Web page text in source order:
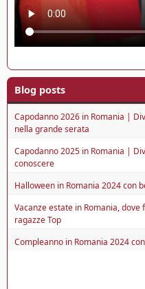
Blog posts
Capodanno 2026 in Romania |
nella grande serata
Capodanno 2025 in Romania |
conoscere
Halloween in Romania 2024 con
Vacanze estate in Romania,
ragazze Top
Compleanno in Romania 2024